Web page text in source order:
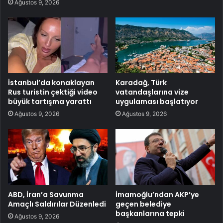
Ağustos 9, 2026
İstanbul’da konaklayan
Rus turistin çektiği video
büyük tartışma yarattı
Ağustos 9, 2026
Karadağ, Türk
vatandaşlarına vize
uygulaması başlatıyor
Ağustos 9, 2026
ABD, İran’a Savunma
Amaçlı Saldırılar Düzenledi
Ağustos 9, 2026
İmamoğlu’ndan AKP’ye
geçen belediye
başkanlarına tepki